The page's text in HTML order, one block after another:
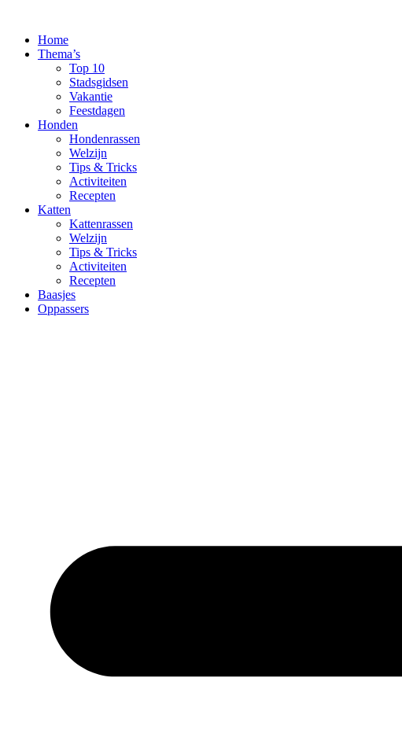
inhoud
Home
Thema’s
Top 10
Stadsgidsen
Vakantie
Feestdagen
Honden
Hondenrassen
Welzijn
Tips & Tricks
Activiteiten
Recepten
Katten
Kattenrassen
Welzijn
Tips & Tricks
Activiteiten
Recepten
Baasjes
Oppassers